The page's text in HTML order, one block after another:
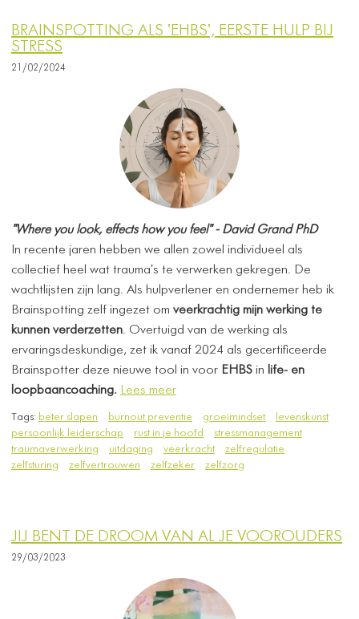
BRAINSPOTTING ALS 'EHBS', EERSTE HULP BIJ
STRESS
21/02/2024
​"Where you look, effects how you feel" - David Grand PhD
​In recente jaren hebben we allen zowel individueel als
collectief heel wat trauma's te verwerken gekregen. De
wachtlijsten zijn lang. Als hulpverlener en ondernemer heb ik
Brainspotting zelf ingezet om veerkrachtig mijn werking te
kunnen verderzetten. Overtuigd van de werking als
ervaringsdeskundige, zet ik vanaf 2024 als gecertificeerde
Brainspotter deze nieuwe tool in voor EHBS in life- en
loopbaancoaching. Lees meer
Tags: beter slapen burnout preventie groeimindset
levenskunst
persoonlijk leiderschap
rust in je hoofd
stressmanagement
traumaverwerking
uitdaging veerkracht
zelfregulatie
zelfsturing
zelfvertrouwen zelfzeker zelfzorg
JIJ BENT DE DROOM VAN AL JE VOOROUDERS
29/03/2023